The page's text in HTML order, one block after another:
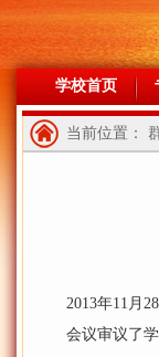
学校首页
当前位置：
2013年11月28
会议审议了学